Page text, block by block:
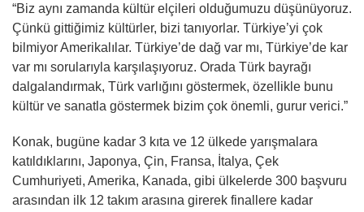
“Biz aynı zamanda kültür elçileri olduğumuzu düşünüyoruz.
Çünkü gittiğimiz kültürler, bizi tanıyorlar. Türkiye’yi çok
bilmiyor Amerikalılar. Türkiye’de dağ var mı, Türkiye’de kar
var mı sorularıyla karşılaşıyoruz. Orada Türk bayrağı
dalgalandırmak, Türk varlığını göstermek, özellikle bunu
kültür ve sanatla göstermek bizim çok önemli, gurur verici.”
Konak, bugüne kadar 3 kıta ve 12 ülkede yarışmalara
katıldıklarını, Japonya, Çin, Fransa, İtalya, Çek
Cumhuriyeti, Amerika, Kanada, gibi ülkelerde 300 başvuru
arasından ilk 12 takım arasına girerek finallere kadar